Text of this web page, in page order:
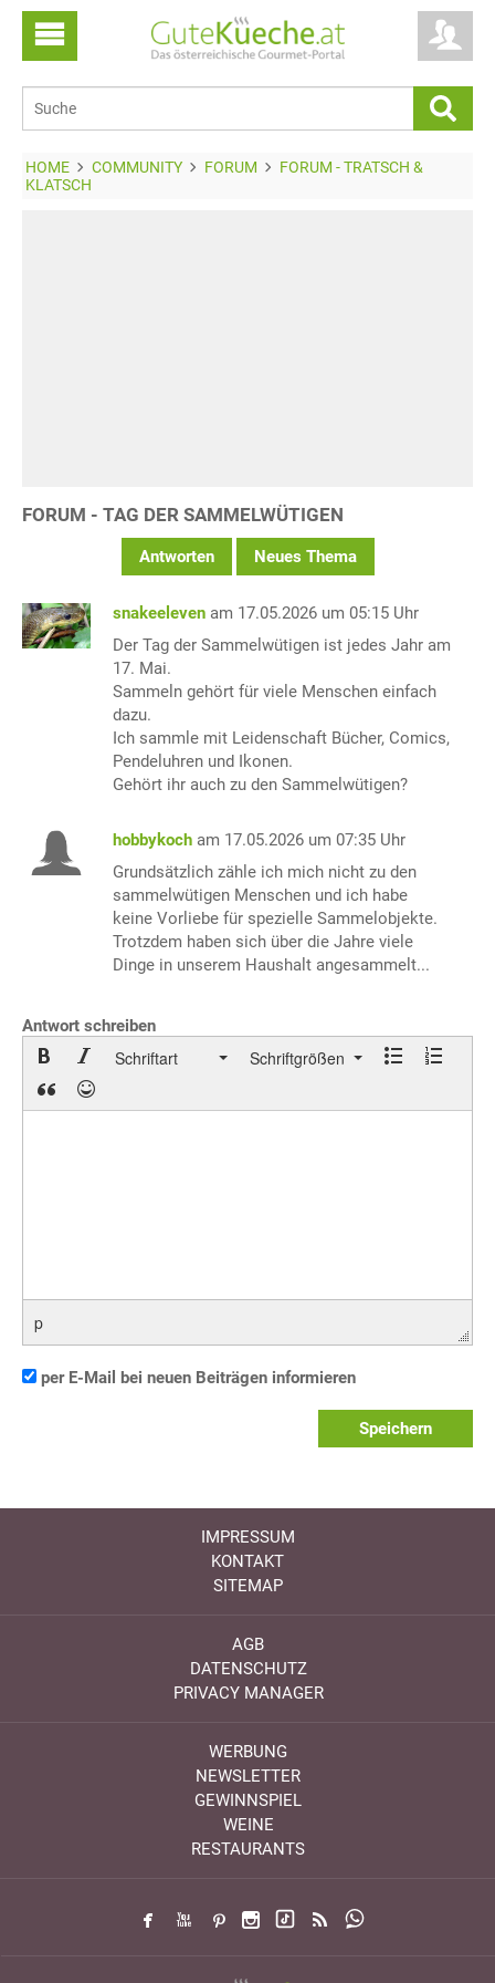
HOME COMMUNITY FORUM
FORUM - TRATSCH &
KLATSCH
FORUM - TAG DER SAMMELWÜTIGEN
Antworten Neues Thema
snakeeleven am 17.05.2026 um 05:15 Uhr
Der Tag der Sammelwütigen ist jedes Jahr am
17. Mai.
Sammeln gehört für viele Menschen einfach
dazu.
Ich sammle mit Leidenschaft Bücher, Comics,
Pendeluhren und Ikonen.
Gehört ihr auch zu den Sammelwütigen?
hobbykoch am 17.05.2026 um 07:35 Uhr
Grundsätzlich zähle ich mich nicht zu den
sammelwütigen Menschen und ich habe
keine Vorliebe für spezielle Sammelobjekte.
Trotzdem haben sich über die Jahre viele
Dinge in unserem Haushalt angesammelt...
Antwort schreiben
Schriftart Schriftgrößen
p
per E-Mail bei neuen Beiträgen informieren
Speichern
IMPRESSUM
KONTAKT
SITEMAP
AGB
DATENSCHUTZ
PRIVACY MANAGER
WERBUNG
NEWSLETTER
GEWINNSPIEL
WEINE
RESTAURANTS